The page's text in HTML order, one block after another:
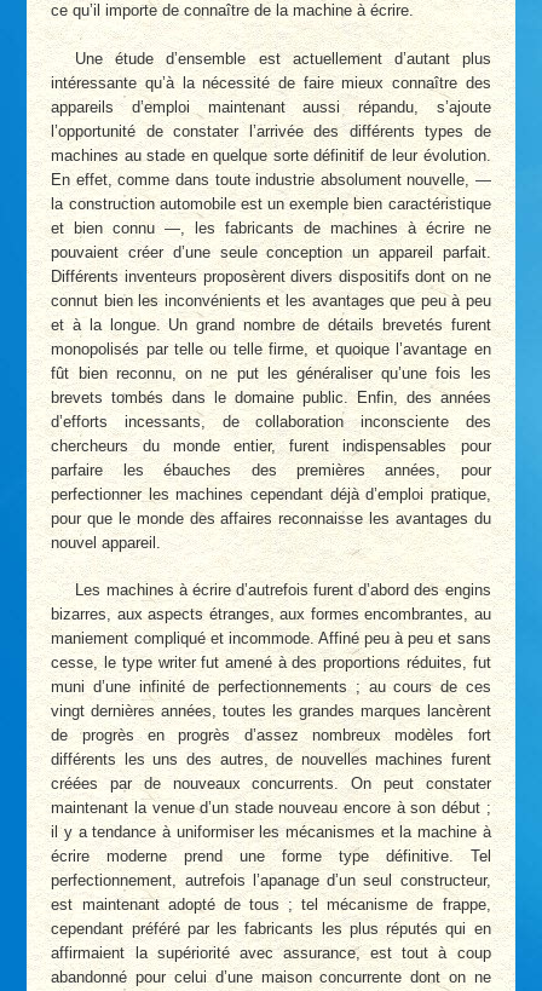
ce qu’il importe de connaître de la machine à écrire.
Une étude d’ensemble est actuellement d’autant plus
intéressante qu’à la nécessité de faire mieux connaître des
appareils d’emploi maintenant aussi répandu, s’ajoute
l’opportunité de constater l’arrivée des différents types de
machines au stade en quelque sorte définitif de leur évolution.
En effet, comme dans toute industrie absolument nouvelle, —
la construction automobile est un exemple bien caractéristique
et bien connu —, les fabricants de machines à écrire ne
pouvaient créer d’une seule conception un appareil parfait.
Différents inventeurs proposèrent divers dispositifs dont on ne
connut bien les inconvénients et les avantages que peu à peu
et à la longue. Un grand nombre de détails brevetés furent
monopolisés par telle ou telle firme, et quoique l’avantage en
fût bien reconnu, on ne put les généraliser qu’une fois les
brevets tombés dans le domaine public. Enfin, des années
d’efforts incessants, de collaboration inconsciente des
chercheurs du monde entier, furent indispensables pour
parfaire les ébauches des premières années, pour
perfectionner les machines cependant déjà d’emploi pratique,
pour que le monde des affaires reconnaisse les avantages du
nouvel appareil.
Les machines à écrire d’autrefois furent d’abord des engins
bizarres, aux aspects étranges, aux formes encombrantes, au
maniement compliqué et incommode. Affiné peu à peu et sans
cesse, le type writer fut amené à des proportions réduites, fut
muni d’une infinité de perfectionnements ; au cours de ces
vingt dernières années, toutes les grandes marques lancèrent
de progrès en progrès d’assez nombreux modèles fort
différents les uns des autres, de nouvelles machines furent
créées par de nouveaux concurrents. On peut constater
maintenant la venue d’un stade nouveau encore à son début ;
il y a tendance à uniformiser les mécanismes et la machine à
écrire moderne prend une forme type définitive. Tel
perfectionnement, autrefois l’apanage d’un seul constructeur,
est maintenant adopté de tous ; tel mécanisme de frappe,
cependant préféré par les fabricants les plus réputés qui en
affirmaient la supériorité avec assurance, est tout à coup
abandonné pour celui d’une maison concurrente dont on ne